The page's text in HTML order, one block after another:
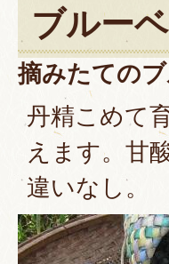
ブルー
摘みたての
丹精こめて
えます。甘
違いなし。